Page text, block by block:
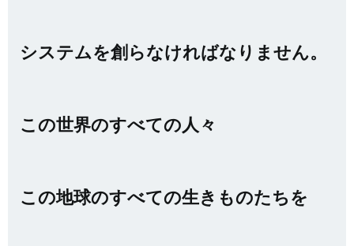
システムを創らなければなりません。
この世界のすべての人々
この地球のすべての生きものたちを